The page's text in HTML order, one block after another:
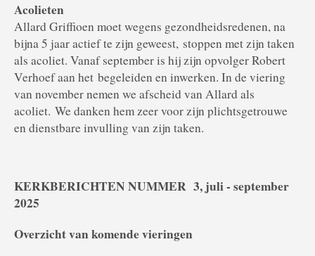
Acolieten
Allard Griffioen moet wegens gezondheidsredenen, na
bijna 5 jaar actief te zijn geweest, stoppen met zijn taken
als acoliet. Vanaf september is hij zijn opvolger Robert
Verhoef aan het begeleiden en inwerken. In de viering
van november nemen we afscheid van Allard als
acoliet. We danken hem zeer voor zijn plichtsgetrouwe
en dienstbare invulling van zijn taken.
KERKBERICHTEN NUMMER 3, juli - september
2025
Overzicht van komende vieringen